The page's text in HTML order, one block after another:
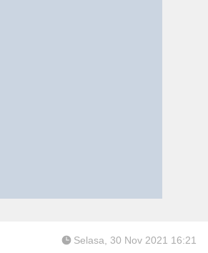
Selasa, 30 Nov 2021 16:21